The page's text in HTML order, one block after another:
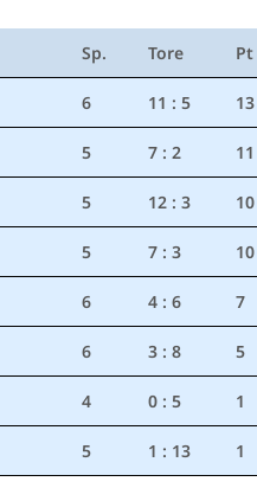
Sp. Tore Pt
6 11 : 5 13
5 7 : 2 11
5 12 : 3 10
5 7 : 3 10
6 4 : 6 7
6 3 : 8 5
4 0 : 5 1
5 1 : 13 1